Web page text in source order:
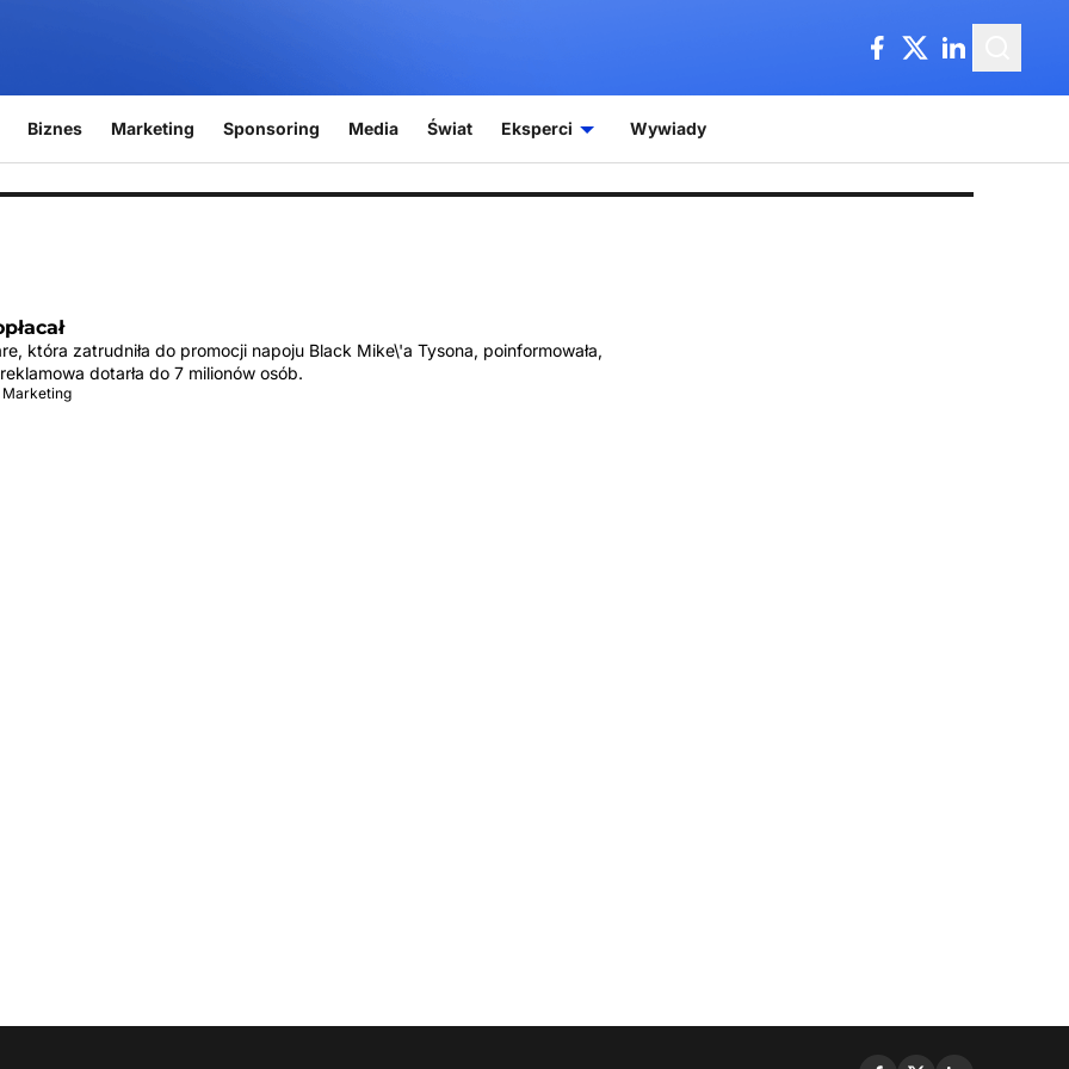
Biznes Marketing Sponsoring Media Świat Eksperci Wywiady
która zatrudniła do promocji napoju Black Mike\'a Tysona, poinformowała,
dotarła do 7 milionów osób.
Marketing